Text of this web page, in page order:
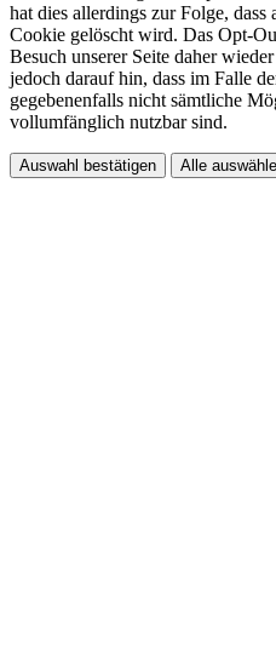
hat dies allerdings zur Folge,
Cookie gelöscht wird. Das Opt-
Besuch unserer Seite daher
jedoch darauf hin, dass im Falle
gegebenenfalls nicht sämtliche
vollumfänglich nutzbar sind.
Auswahl bestätigen Alle